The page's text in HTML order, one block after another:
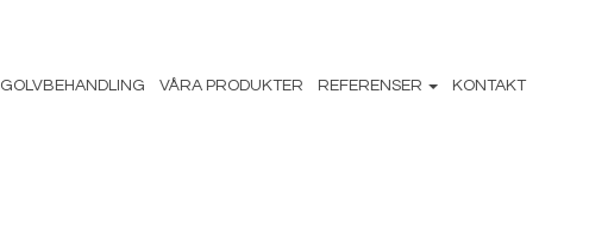
GOLVBEHANDLING VÅRA PRODUKTER REFERENSER KONTAKT